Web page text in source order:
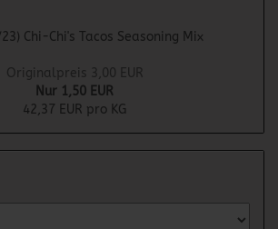
Chi-Chi's Tacos Seasoning Mix
Originalpreis 3,00 EUR
Nur 1,50 EUR
42,37 EUR pro KG